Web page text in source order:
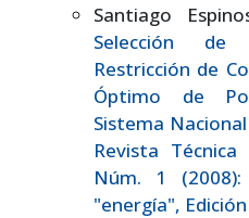
Santiago
Selección de
Restricción de
Óptimo de
Sistema
Revista
Núm. 1 (2008):
"energía",